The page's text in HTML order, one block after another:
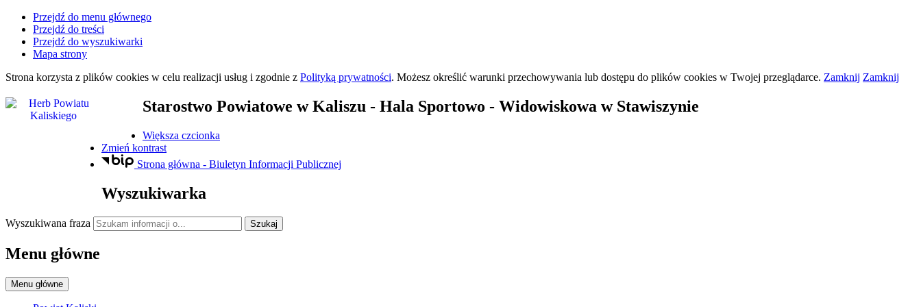
Przejdź do menu głównego
Przejdź do treści
Przejdź do wyszukiwarki
Mapa strony
Strona korzysta z plików cookies w celu realizacji usług i zgodnie z Polityką prywatności. Możesz określić warunki przechowywania lub dostępu do plików cookies w Twojej przeglądarce. Zamknij Zamknij
Starostwo Powiatowe w Kaliszu - Hala Sportowo - Widowiskowa w Stawiszynie
Większa czcionka
Zmień kontrast
Strona główna - Biuletyn Informacji Publicznej
Wyszukiwarka
Wyszukiwana fraza Szukaj
Menu główne
Menu główne